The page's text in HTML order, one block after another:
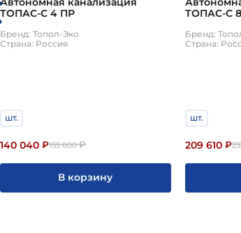
ТОПАС-С 4 ПР
Бренд: Топол-Эко
Страна: Россия
шт.
140 040 ₽155 600₽
В корзину
ТОПАС-С
Бренд:
Страна:
шт.
209 610₽